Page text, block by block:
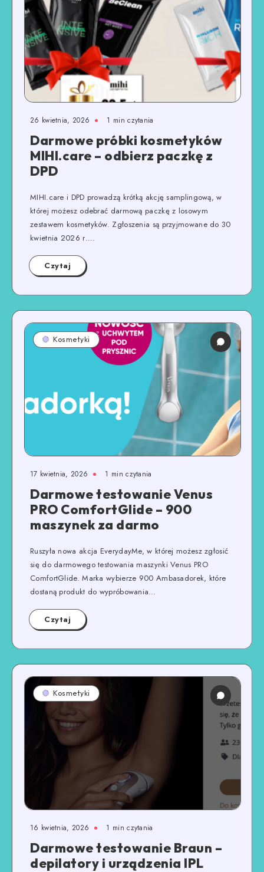
26 kwietnia, 2026 1 min czytania
Darmowe próbki kosmetyków
MIHI.care – odbierz paczkę z
DPD
MIHI.care i DPD prowadzą krótką akcję samplingową, w
której możesz odebrać darmową paczkę z losowym
zestawem kosmetyków. Zgłoszenia są przyjmowane do 30
kwietnia 2026 r….
Czytaj
Kosmetyki
17 kwietnia, 2026 1 min czytania
Darmowe testowanie Venus
PRO ComfortGlide – 900
maszynek za darmo
Ruszyła nowa akcja EverydayMe, w której możesz zgłosić
się do darmowego testowania maszynki Venus PRO
ComfortGlide. Marka wybierze 900 Ambasadorek, które
dostaną produkt do wypróbowania…
Czytaj
Kosmetyki
16 kwietnia, 2026 1 min czytania
Darmowe testowanie Braun –
depilatory i urządzenia IPL